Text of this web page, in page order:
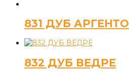
831 ДУБ АРГЕНТО
832 ДУБ ВЕДРЕ